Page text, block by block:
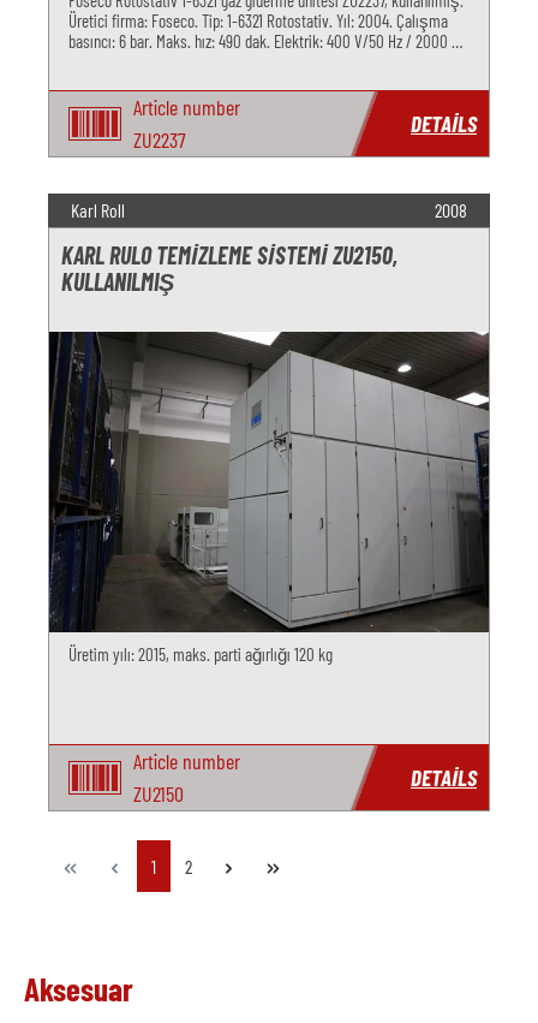
Üretici firma: Foseco. Tip: 1-6321 Rotostativ. Yıl: 2004. Çalışma
basıncı: 6 bar. Maks. hız: 490 dak. Elektrik: 400 V/50 Hz / 2000 W.
Article number
ZU2237
DETAILS
Karl Roll 2008
KARL RULO TEMIZLEME SISTEMI ZU2150,
KULLANILMIŞ
Üretim yılı: 2015, maks. parti ağırlığı 120 kg
Article number
ZU2150
DETAILS
Page
1 Page
2
Aksesuar